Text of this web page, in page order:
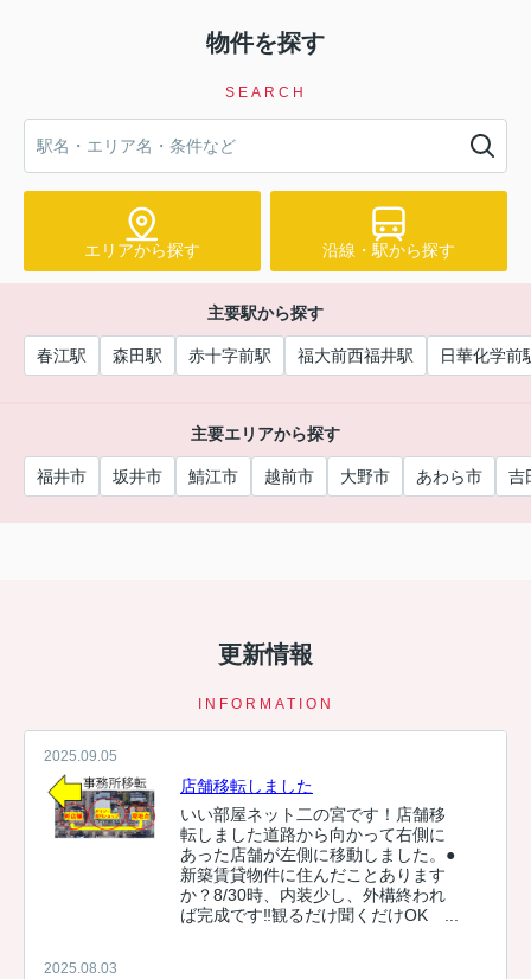
物件を探す
SEARCH
エリアから探す 沿線・駅から探す
主要駅から探す
春江駅 森田駅 赤十字前駅 福大前西福井駅 日華化学前
主要エリアから探す
福井市 坂井市 鯖江市 越前市 大野市 あわら市 吉
更新情報
INFORMATION
2025.09.05
店舗移転しました
いい部屋ネット二の宮です！店舗移
転しました道路から向かって右側に
あった店舗が左側に移動しました。●
新築賃貸物件に住んだことあります
か？8/30時、内装少し、外構終われ
ば完成です‼観るだけ聞くだけOK ...
2025.08.03